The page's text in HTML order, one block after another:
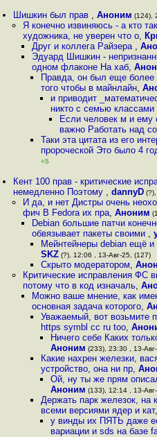
Шишкин был прав ,Аноним (124),
Я конечно извиняюсь - а кто
художника, не уверен что о,
Друг и коллега Райзера ,
Эдуард Шишкин -
одном флаконе На хаб,
Правда, он был еще более
того чтобы в майнлайн,
и приводит
никто с семью классами
Если человек м и ему
важно Работать над
Таки эта цитата из его
пророческой Это было 4
+5
Кент 100 прав - критические
немедленно Поэтому ,dannyD
И да, и нет Дистры очень
фич В Fedora их пра, Аноним
Debian большие патчи
обвязывает пакеты своими ,
Мейнтейнеры debian ещё и
SKZ (?), 12:06 , 13-Авг-25, (127)
Скрыто модератором,
Критические исправления ФС
потому что в код изначаль,
Можно ваше мнение, как
основная задача которого,
Уважаемый, вот возьмите
https symbl cc ru too,
Ничего себе Каких
Аноним (233), 23:30 , 13-
Какие нахрен железки,
устройство, она ни пр,
Ой, ну ты же прям
Аноним (133), 12:14 , 13-
Держать парк железок, на
всеми версиями ядер и кат
у винды их ПЯТЬ даже
вариации и sds на базе